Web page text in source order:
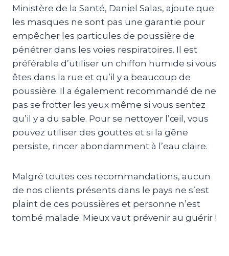
Ministère de la Santé, Daniel Salas, ajoute que
les masques ne sont pas une garantie pour
empêcher les particules de poussière de
pénétrer dans les voies respiratoires. Il est
préférable d’utiliser un chiffon humide si vous
êtes dans la rue et qu’il y a beaucoup de
poussière. Il a également recommandé de ne
pas se frotter les yeux même si vous sentez
qu’il y a du sable. Pour se nettoyer l’œil, vous
pouvez utiliser des gouttes et si la gêne
persiste, rincer abondamment à l’eau claire.
Malgré toutes ces recommandations, aucun
de nos clients présents dans le pays ne s’est
plaint de ces poussières et personne n’est
tombé malade. Mieux vaut prévenir au guérir !